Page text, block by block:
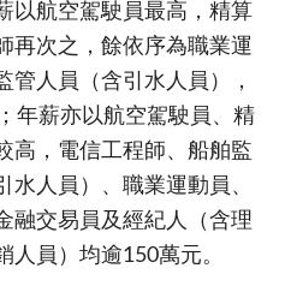
以航空駕駛員最高，精算
再次之，餘依序為職業運
管人員（含引水人員），
年薪亦以航空駕駛員、精
高，電信工程師、船舶監
水人員）、職業運動員、
融交易員及經紀人（含理
人員）均逾150萬元。